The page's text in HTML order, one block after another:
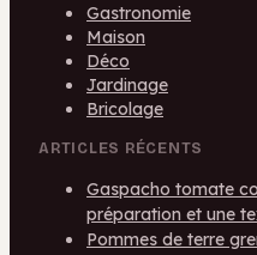
Gastronomie
Maison
Déco
Jardinage
Bricolage
ARTICLES RÉCENTS
Gaspacho tomate
préparation et une
Pommes de terre